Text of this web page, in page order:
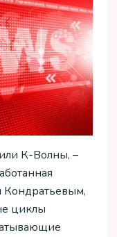
К-Волны, –
Кондратьевым,
циклы